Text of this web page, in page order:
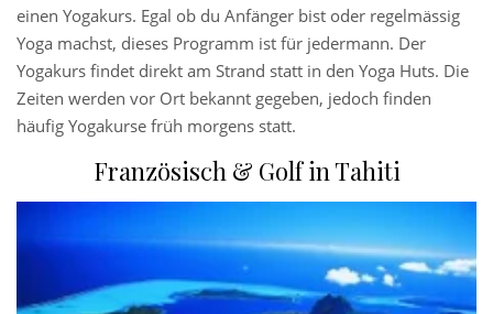
einen Yogakurs. Egal ob du Anfänger bist oder regelmässig
Yoga machst, dieses Programm ist für jedermann. Der
Yogakurs findet direkt am Strand statt in den Yoga Huts. Die
Zeiten werden vor Ort bekannt gegeben, jedoch finden
häufig Yogakurse früh morgens statt.
Französisch & Golf in Tahiti